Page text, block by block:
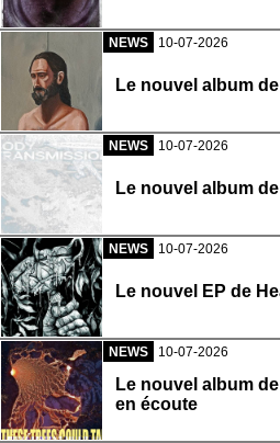
NEWS 10-07-2026
Le nouvel album
NEWS 10-07-2026
Le nouvel album
NEWS 10-07-2026
Le nouvel EP de
NEWS 10-07-2026
Le nouvel album
en écoute